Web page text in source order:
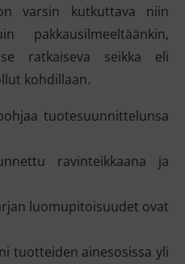
varsin kutkuttava niin
pakkausilmeeltäänkin,
ratkaiseva seikka eli
kohdillaan.
tuotesuunnittelunsa
ravinteikkaana ja
luomupitoisuudet ovat
tuotteiden ainesosissa yli